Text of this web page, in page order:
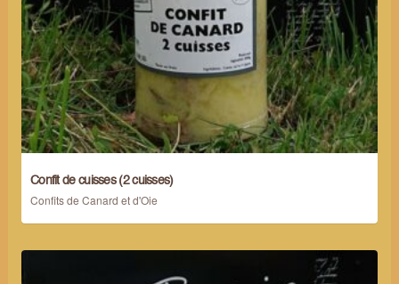
Confit de cuisses (2 cuisses)
Confits de Canard et d'Oie